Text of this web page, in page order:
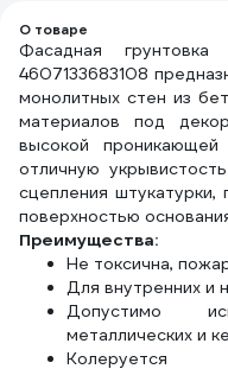
О товаре
Фасадная
4607133683108
монолитных стен из
материалов под
высокой
отличную
сцепления штукатурки,
поверхностью
Преимущества:
Не токсична,
Для внутренних и
Допустимо
металлических и
Колеруется